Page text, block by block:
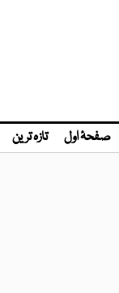
صفحۂ اول تازہ ترین